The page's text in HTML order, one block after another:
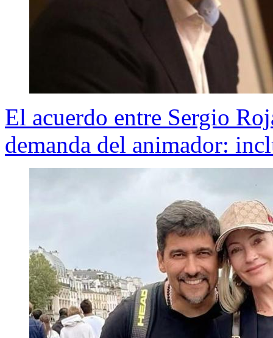
El acuerdo entre Sergio
demanda del animador: